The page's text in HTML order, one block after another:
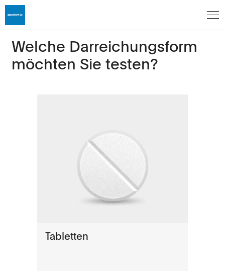
Welche Darreichungsform
möchten Sie testen?
Tabletten